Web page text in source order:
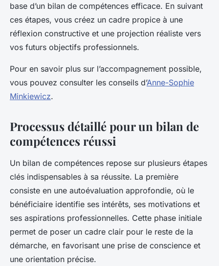
base d’un bilan de compétences efficace. En suivant
ces étapes, vous créez un cadre propice à une
réflexion constructive et une projection réaliste vers
vos futurs objectifs professionnels.
Pour en savoir plus sur l’accompagnement possible,
vous pouvez consulter les conseils d’Anne-Sophie
Minkiewicz.
Processus détaillé pour un bilan de
compétences réussi
Un bilan de compétences repose sur plusieurs étapes
clés indispensables à sa réussite. La première
consiste en une autoévaluation approfondie, où le
bénéficiaire identifie ses intérêts, ses motivations et
ses aspirations professionnelles. Cette phase initiale
permet de poser un cadre clair pour le reste de la
démarche, en favorisant une prise de conscience et
une orientation précise.